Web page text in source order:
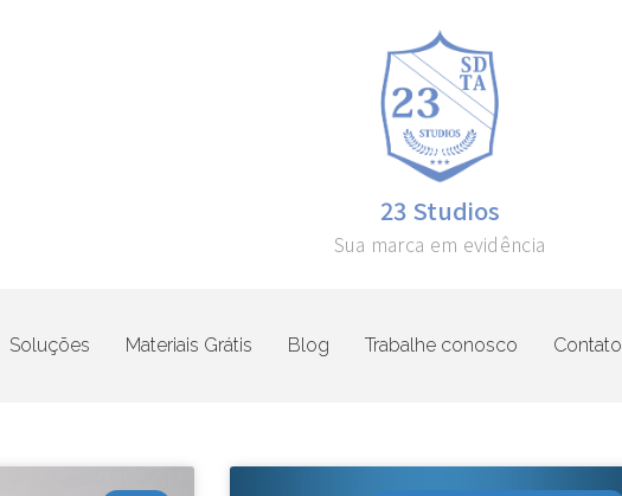
23 Studios
Sua marca em evidência
Soluções Materiais Grátis Blog Trabalhe conosco Contato